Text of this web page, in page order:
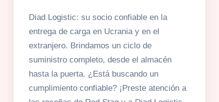
Diad Logistic: su socio confiable en la
entrega de carga en Ucrania y en el
extranjero. Brindamos un ciclo de
suministro completo, desde el almacén
hasta la puerta. ¿Está buscando un
cumplimiento confiable? ¡Preste atención a